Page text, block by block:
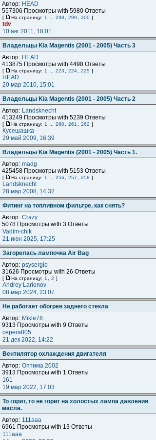
Автор: HEAD
557306 Просмотры with 5980 Ответы
[ На страницу: 1 298 299 300 ]
tdv
10 авг 2011, 18:01
Владельцы Kia Magentis (2001 - 2005) Часть 3
Автор: HEAD
413875 Просмотры with 4498 Ответы
[ На страницу: 1 223 224 225 ]
HEAD
20 мар 2010, 15:01
Владельцы Kia Magentis (2001 - 2005) Часть 2
Автор: Landsknecht
413249 Просмотры with 5239 Ответы
[ На страницу: 1 260 261 262 ]
Кусешашка
29 май 2009, 16:39
Владельцы Kia Magentis (2001 - 2005) Часть 1.
Автор: madg
425458 Просмотры with 5153 Ответы
[ На страницу: 1 256 257 258 ]
Landsknecht
28 мар 2008, 14:32
Фитинг на топливном фильтре, как снять?
Автор: Crazy
5078 Просмотры with 3 Ответы
Vadim-chik
21 июн 2025, 17:25
Загорелась лампочка Air Bag
Автор: psysergio
31626 Просмотры with 26 Ответы
[ На страницу: 1 2 ]
Andrey Larionov
08 мар 2024, 23:07
Не работает обогрев заднего стекла
Автор: Mikle78
9313 Просмотры with 9 Ответы
серега805
21 дек 2022, 14:22
Вентилятор охлаждения двигателя
Автор: Оптима 2002
3913 Просмотры with 1 Ответы
161
19 мар 2022, 17:03
То горит, то не горит на холостых лампа давления
масла.
Автор: 111aaa
6961 Просмотры with 13 Ответы
111aaa